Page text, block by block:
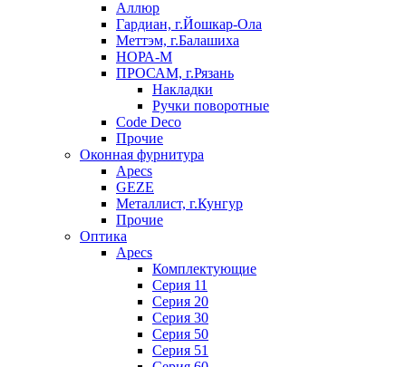
Аллюр
Гардиан, г.Йошкар-Ола
Меттэм, г.Балашиха
НОРА-М
ПРОСАМ, г.Рязань
Накладки
Ручки поворотные
Code Deco
Прочие
Оконная фурнитура
Apecs
GEZE
Металлист, г.Кунгур
Прочие
Оптика
Apecs
Комплектующие
Серия 11
Серия 20
Серия 30
Серия 50
Серия 51